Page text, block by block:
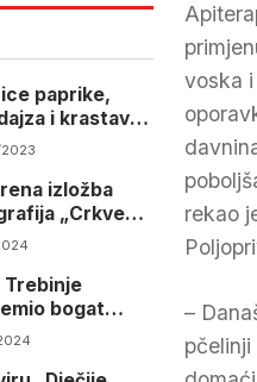
paprike,
i krastavca
trebinjskih
izložba
„Crkve
– čuvari
Trebinje
bogat
za
voska
rekao
–